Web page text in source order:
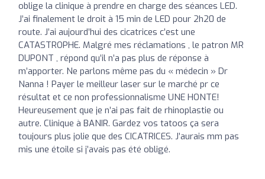
oblige la clinique à prendre en charge des séances LED.
J’ai finalement le droit à 15 min de LED pour 2h20 de
route. J’ai aujourd’hui des cicatrices c’est une
CATASTROPHE. Malgré mes réclamations , le patron MR
DUPONT , répond qu’il n’a pas plus de réponse à
m’apporter. Ne parlons même pas du « médecin » Dr
Nanna ! Payer le meilleur laser sur le marché pr ce
résultat et ce non professionnalisme UNE HONTE!
Heureusement que je n’ai pas fait de rhinoplastie ou
autre. Clinique à BANIR. Gardez vos tatoos ça sera
toujours plus jolie que des CICATRICES. J’aurais mm pas
mis une étoile si j’avais pas été obligé.